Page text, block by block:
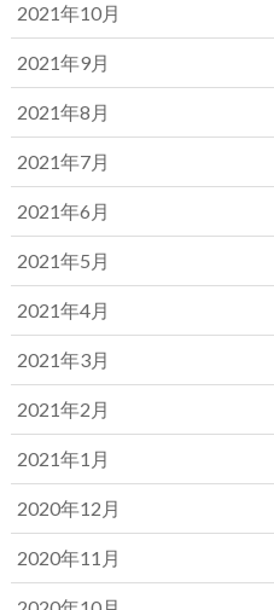
2021年10月
2021年9月
2021年8月
2021年7月
2021年6月
2021年5月
2021年4月
2021年3月
2021年2月
2021年1月
2020年12月
2020年11月